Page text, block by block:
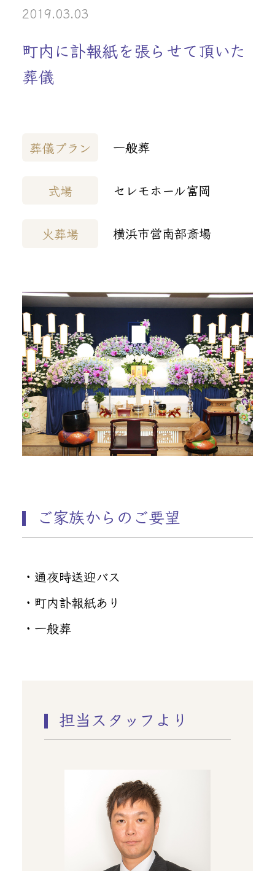
2019.03.03
町内に訃報紙を張らせて頂いた
葬儀
葬儀プラン 一般葬
式場 セレモホール富岡
火葬場 横浜市営南部斎場
ご家族からのご要望
・通夜時送迎バス
・町内訃報紙あり
・一般葬
担当スタッフより